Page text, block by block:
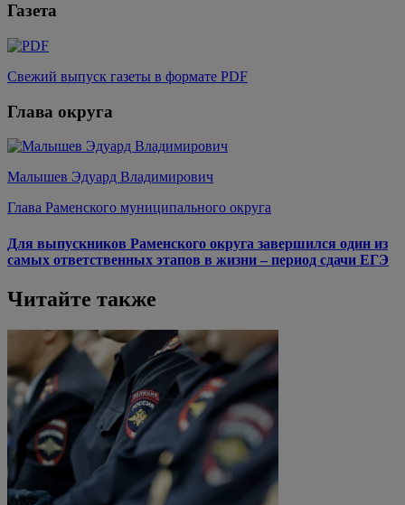
Газета
Свежий выпуск газеты в формате PDF
Глава округа
Малышев Эдуард Владимирович
Глава Раменского муниципального округа
Для выпускников Раменского округа завершился один из
самых ответственных этапов в жизни – период сдачи ЕГЭ
Читайте также